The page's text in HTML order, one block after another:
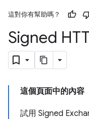
這對你有幫助嗎？
Signed
這個頁面中的內容
試用 Signed